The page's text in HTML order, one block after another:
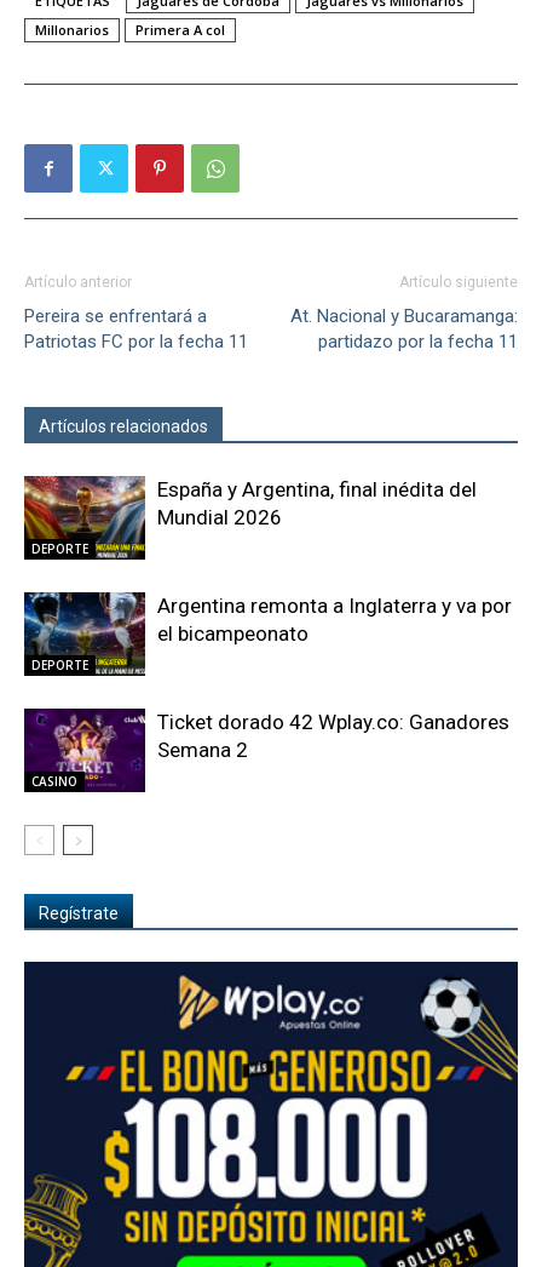
Millonarios
Primera A col
Artículo anterior
Pereira se enfrentará a
Patriotas FC por la fecha 11
Artículo siguiente
At. Nacional y Bucaramanga:
partidazo por la fecha 11
Artículos relacionados
DEPORTE
España y Argentina, final inédita del
Mundial 2026
DEPORTE
Argentina remonta a Inglaterra y va por
el bicampeonato
CASINO
Ticket dorado 42 Wplay.co: Ganadores
Semana 2
Regístrate